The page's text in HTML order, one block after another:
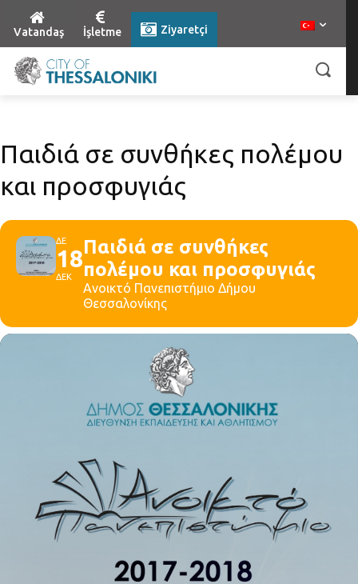
Vatandaş İşletme Ziyaretçi
Παιδιά σε συνθήκες πολέμου
και προσφυγιάς
ΔΕ
18
ΔΕΚ
Παιδιά σε συνθήκες
πολέμου και προσφυγιάς
Ανοικτό Πανεπιστήμιο Δήμου
Θεσσαλονίκης